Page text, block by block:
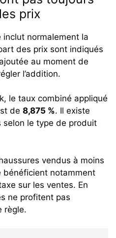
prix
inclut normalement la
des prix sont indiqués
au moment de
l’addition.
le taux combiné appliqué
de 8,875 %. Il existe
le type de produit
vendus à moins
bénéficient notamment
sur les ventes. En
ne profitent pas
règle.